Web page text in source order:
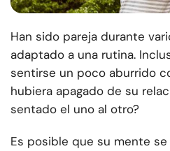
Han sido pareja durante
adaptado a una rutina.
sentirse un poco aburrido
hubiera apagado de su
sentado el uno al otro?
Es posible que su mente